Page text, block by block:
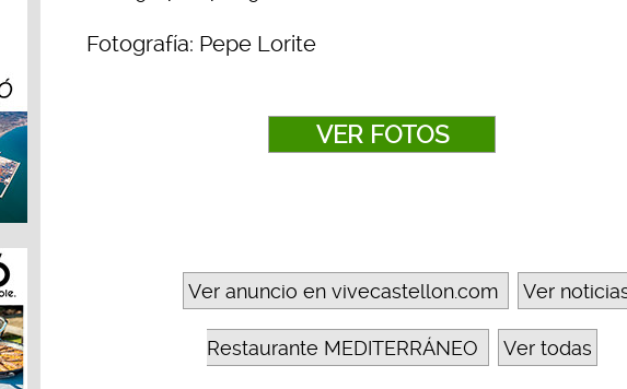
Fotografía: Pepe Lorite
VER FOTOS
Ver anuncio en vivecastellon.com Ver
Restaurante MEDITERRÁNEO Ver todas